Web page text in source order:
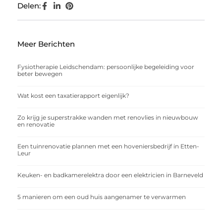
Delen:
Meer Berichten
Fysiotherapie Leidschendam: persoonlijke begeleiding voor
beter bewegen
Wat kost een taxatierapport eigenlijk?
Zo krijg je superstrakke wanden met renovlies in nieuwbouw
en renovatie
Een tuinrenovatie plannen met een hoveniersbedrijf in Etten-
Leur
Keuken- en badkamerelektra door een elektricien in Barneveld
5 manieren om een oud huis aangenamer te verwarmen